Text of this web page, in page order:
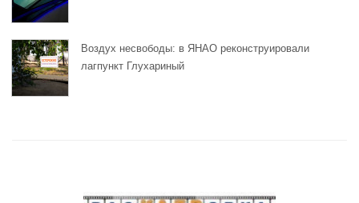
Воздух несвободы: в ЯНАО реконструировали
лагпункт Глухариный